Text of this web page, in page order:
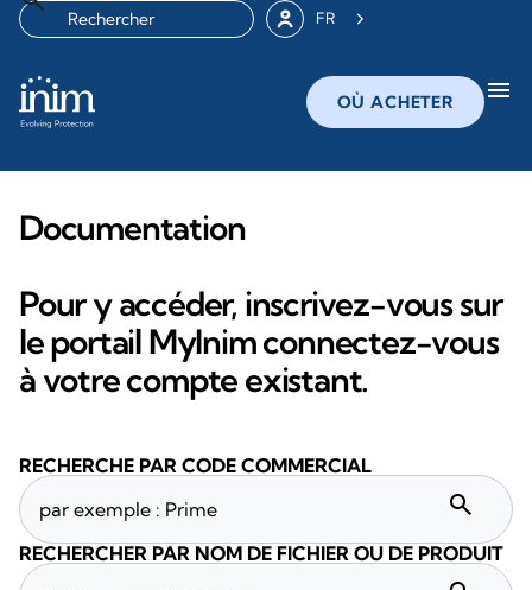
FR
OÙ ACHETER menu
Documentation
Pour y accéder, inscrivez-vous sur
le portail MyInim connectez-vous
à votre compte existant.
RECHERCHE PAR CODE COMMERCIAL
search
RECHERCHER PAR NOM DE FICHIER OU DE PRODUIT